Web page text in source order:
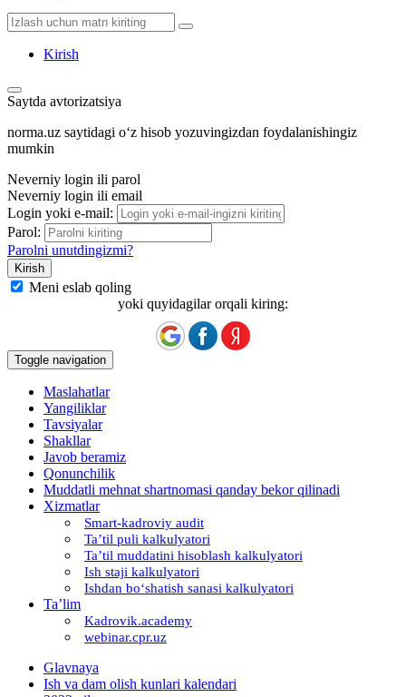
Kirish
Saytda avtorizatsiya
norma.uz saytidagi oʻz hisob yozuvingizdan foydalanishingiz
mumkin
Neverniy login ili parol
Neverniy login ili email
Login yoki e-mail:
Parol:
Parolni unutdingizmi?
Meni eslab qoling
yoki quyidagilar orqali kiring:
Toggle navigation
Maslahatlar
Yangiliklar
Tavsiyalar
Shakllar
Javob beramiz
Qonunchilik
Muddatli mehnat shartnomasi qanday bekor qilinadi
Xizmatlar
Smart-kadroviy audit
Ta’til puli kalkulyatori
Ta’til muddatini hisoblash kalkulyatori
Ish staji kalkulyatori
Ishdan boʻshatish sanasi kalkulyatori
Ta’lim
Kadrovik.academy
webinar.cpr.uz
Glavnaya
Ish va dam olish kunlari kalendari